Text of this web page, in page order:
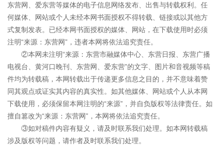
东营网、爱东营等媒体的电子信息网络发布、出售与转载权利。任
何媒体、网站或个人未经本网书面授权不得转载、链接或以其他方
式复制发表。已经本网书面授权的媒体、网站，在下载使用时必须
注明“来源：东营网”，违者本网将依法追究责任。
②本网未注明“来源：东营市融媒体中心、东营日报、东营广播
电视台、黄河口晚刊、东营网、爱东营”的文字、图片和音视频等稿
件均为转载稿，本网转载出于传递更多信息之目的，并不意味着赞
同其观点或证实其内容的真实性。如其他媒体、网站或个人从本网
下载使用，必须保留本网注明的“来源”，并自负版权等法律责任。如
擅自篡改为“来源：东营网”，本网将依法追究责任。
③如对稿件内容有疑义，请及时联系我们处理。如本网转载稿
涉及版权等问题，请作者及时联系我们处理。